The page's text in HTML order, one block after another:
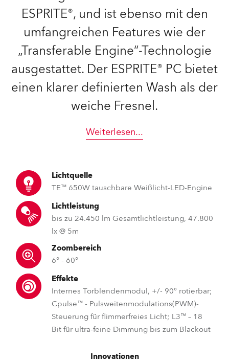
ESPRITE®, und ist ebenso mit den
umfangreichen Features wie der
„Transferable Engine“-Technologie
ausgestattet. Der ESPRITE® PC bietet
einen klarer definierten Wash als der
weiche Fresnel.
Weiterlesen...
Lichtquelle
TE™ 650W tauschbare Weißlicht-LED-Engine
Lichtleistung
bis zu 24.450 lm Gesamtlichtleistung, 47.800
lx @ 5m
Zoombereich
6° - 60°
Effekte
Internes Torblendenmodul, +/- 90° rotierbar;
Cpulse™ - Pulsweitenmodulations(PWM)-
Steuerung für flimmerfreies Licht; L3™ – 18
Bit für ultra-feine Dimmung bis zum Blackout
Innovationen